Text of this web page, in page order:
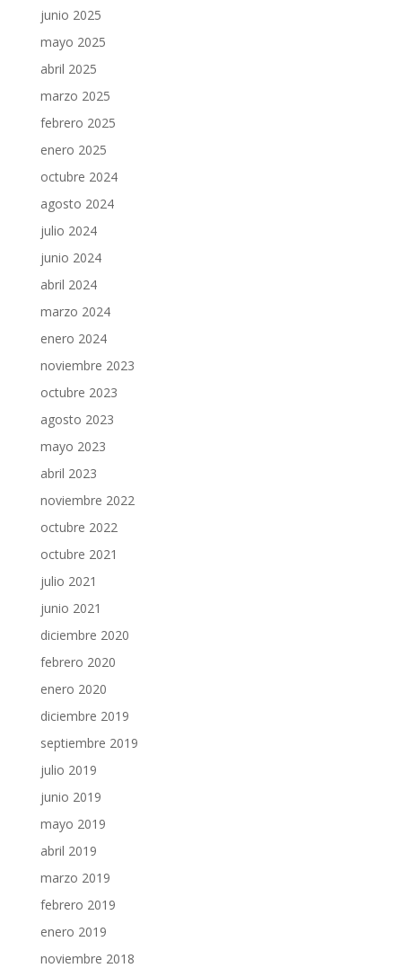
junio 2025
mayo 2025
abril 2025
marzo 2025
febrero 2025
enero 2025
octubre 2024
agosto 2024
julio 2024
junio 2024
abril 2024
marzo 2024
enero 2024
noviembre 2023
octubre 2023
agosto 2023
mayo 2023
abril 2023
noviembre 2022
octubre 2022
octubre 2021
julio 2021
junio 2021
diciembre 2020
febrero 2020
enero 2020
diciembre 2019
septiembre 2019
julio 2019
junio 2019
mayo 2019
abril 2019
marzo 2019
febrero 2019
enero 2019
noviembre 2018